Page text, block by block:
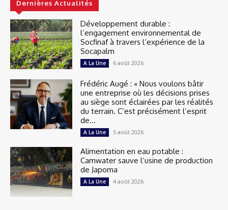
Dernières Actualités
Développement durable :
l’engagement environnemental de
Socfinaf à travers l’expérience de la
Socapalm
A La Une 6 août 2026
Frédéric Augé : « Nous voulons bâtir
une entreprise où les décisions prises
au siège sont éclairées par les réalités
du terrain. C’est précisément l’esprit
de...
A La Une 5 août 2026
Alimentation en eau potable :
Camwater sauve l’usine de production
de Japoma
A La Une 4 août 2026